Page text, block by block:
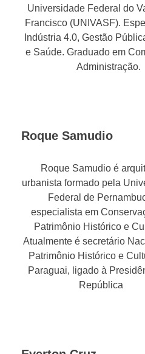
Universidade Federal do
Francisco (UNIVASF).
Indústria 4.0, Gestão
e Saúde. Graduado em
Administração.
Roque Samudio
Roque Samudio é
urbanista formado pela
Federal de
especialista em
Patrimônio Histórico e
Atualmente é secretário
Patrimônio Histórico e
Paraguai, ligado à
República